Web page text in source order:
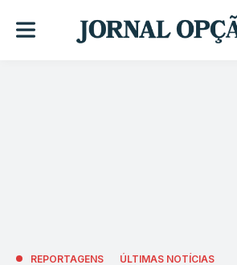
REPORTAGENS ÚLTIMAS NOTÍCIAS